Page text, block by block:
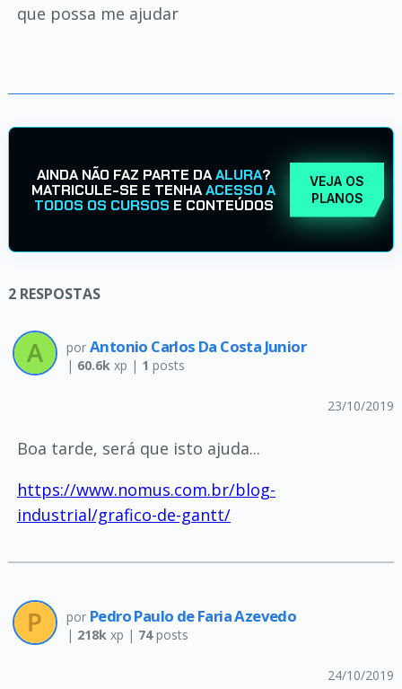
que possa me ajudar
AINDA NÃO FAZ PARTE DAALURA?
MATRICULE-SE E TENHAACESSO A
TODOS OS CURSOS E CONTEÚDOS
VEJA OS
PLANOS
2 RESPOSTAS
por Antonio Carlos Da Costa Junior
| 60.6kxp | 1 posts
23/10/2019
Boa tarde, será que isto ajuda...
https://www.nomus.com.br/blog-
industrial/grafico-de-gantt/
por Pedro Paulo de Faria Azevedo
| 218kxp | 74posts
24/10/2019